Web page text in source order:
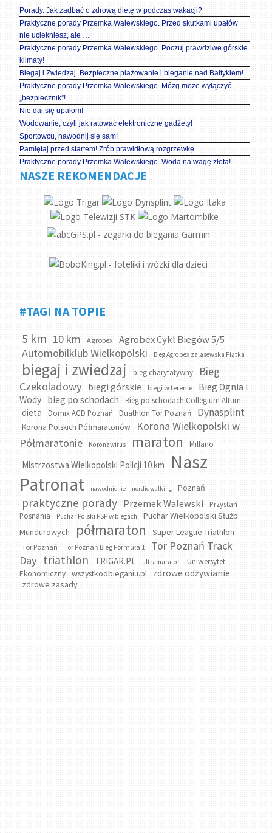
Porady. Jak zadbać o zdrową dietę w podczas wakacji?
Praktyczne porady Przemka Walewskiego. Przed skutkami upałów
nie uciekniesz, ale …
Praktyczne porady Przemka Walewskiego. Poczuj prawdziwe górskie
klimaty!
Biegaj i Zwiedzaj. Bezpieczne plażowanie i bieganie nad Bałtykiem!
Praktyczne porady Przemka Walewskiego. Mózg może wyłączyć
„bezpiecznik”!
Nie daj się upałom!
Wodowanie, czyli jak ratować elektroniczne gadżety!
Sportowcu, nawodnij się sam!
Pamiętaj przed startem! Zrób prawidłową rozgrzewkę.
Praktyczne porady Przemka Walewskiego. Woda na wagę złota!
NASZE REKOMENDACJE
#TAGI NA TOPIE
5 km 10 km Agrobex Agrobex Cykl Biegów 5/5
Automobilklub Wielkopolski Bieg Agrobex zalasewska Piątka
biegaj i zwiedzaj bieg charytatywny
Bieg
Czekoladowy
biegi górskie biegi w terenie
Bieg Ognia i
Wody bieg po schodach Bieg po schodach Collegium Altum
dieta Domix AGD Poznań Duathlon Tor Poznań Dynasplint
Korona Polskich Półmaratonów
Korona Wielkopolski w
Półmaratonie
Koronawirus maraton Millano
Mistrzostwa Wielkopolski Policji 10 km
Nasz
Patronat
nawodnienie nordic walking Poznań
praktyczne porady Przemek Walewski
Przystań
Posnania
Puchar Polski PSP w biegach
Puchar Wielkopolski Służb
Mundurowych
półmaraton Super League Triathlon
Tor Poznań Tor Poznań Bieg Formuła 1
Tor Poznań Track
Day triathlon TRIGAR.PL ultramaraton
Uniwersytet
Ekonomiczny
wszystkoobieganiu.pl zdrowe odżywianie
zdrowe zasady